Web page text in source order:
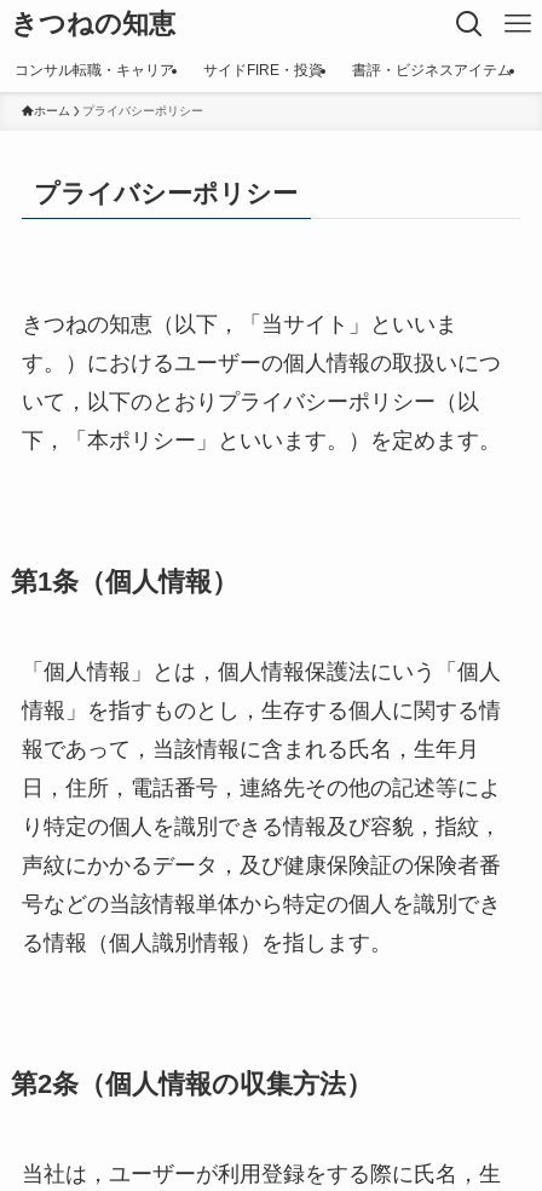
きつねの知恵
コンサル転職・キャリア サイドFIRE・投資 書評・ビジネスアイテム
ホーム プライバシーポリシー
プライバシーポリシー
きつねの知恵（以下，「当サイト」といいま
す。）におけるユーザーの個人情報の取扱いにつ
いて，以下のとおりプライバシーポリシー（以
下，「本ポリシー」といいます。）を定めます。
第1条（個人情報）
「個人情報」とは，個人情報保護法にいう「個人
情報」を指すものとし，生存する個人に関する情
報であって，当該情報に含まれる氏名，生年月
日，住所，電話番号，連絡先その他の記述等によ
り特定の個人を識別できる情報及び容貌，指紋，
声紋にかかるデータ，及び健康保険証の保険者番
号などの当該情報単体から特定の個人を識別でき
る情報（個人識別情報）を指します。
第2条（個人情報の収集方法）
当社は，ユーザーが利用登録をする際に氏名，生